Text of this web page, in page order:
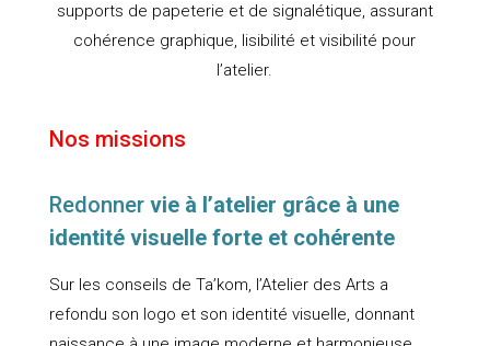
supports de papeterie et de signalétique, assurant
cohérence graphique, lisibilité et visibilité pour
l’atelier.
Nos missions
Redonnervie à l’atelier grâce à une
identité visuelle forte et cohérente
Sur les conseils de Ta’kom, l’Atelier des Arts a
refondu son logo et son identité visuelle, donnant